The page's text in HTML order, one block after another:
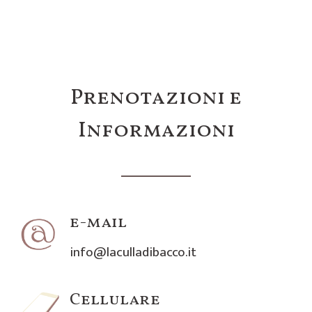
Prenotazioni e
Informazioni
e-mail
info@laculladibacco.it
Cellulare